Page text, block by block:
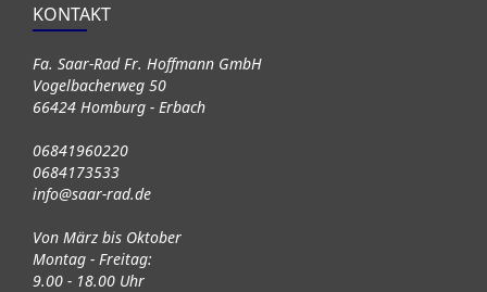
KONTAKT
Fa. Saar-Rad Fr. Hoffmann GmbH
Vogelbacherweg 50
66424 Homburg - Erbach
06841960220
0684173533
info@saar-rad.de
Von März bis Oktober
Montag - Freitag:
9.00 - 18.00 Uhr